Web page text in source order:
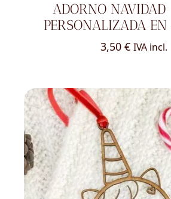
ADORNO
PERSONALIZADA
3,50 € IVA incl.